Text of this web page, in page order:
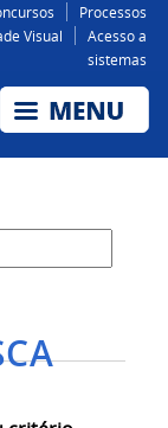
Processos
Visual
Acesso a
sistemas